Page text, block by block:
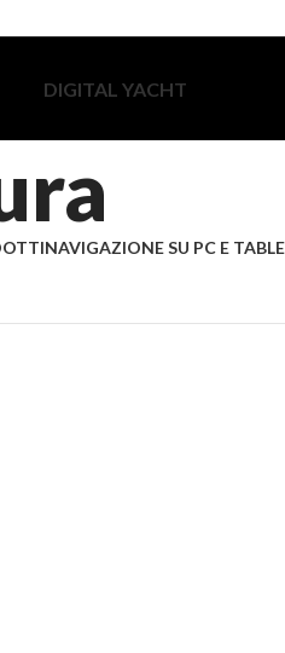
DIGITAL YACHT
NAVIGAZIONE SU PC E